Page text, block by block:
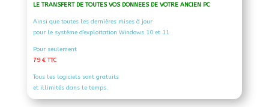
LE TRANSFERT DE TOUTES VOS DONNEES DE VOTRE ANCIEN PC
Ainsi que toutes les dernières mises à jour
pour le système d'exploitation Windows 10 et 11
Pour seulement
79 € TTC
Tous les logiciels sont gratuits
et illimités dans le temps.